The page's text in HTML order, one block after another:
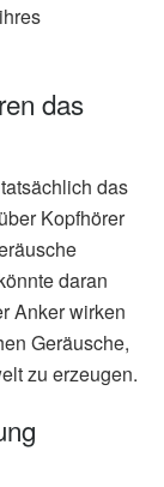
das
das
Kopfhörer
daran
Anker wirken
Geräusche,
zu erzeugen.